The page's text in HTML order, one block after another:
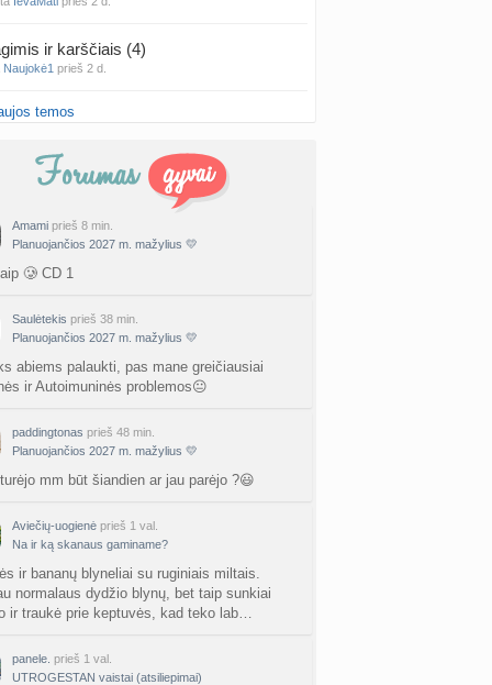
ir karščiais (4)
Naujokė1 prieš 2 d.
positive/false negative patirtys
tyrimo rezultatai būna klaidingi?
Vasario mėnesio mažyliai
Vasaris2027
Šiauliuose (2)
Ingri2tii prieš 2 d.
valymas
Šklėrius
mėnesio dvyniai
AgnieskaAdele prieš 3 d.
Jonas
linikea223 prieš 3 d.
mokyklos
babarikė prieš 3 d.
temos
Amami prieš 8 min.
Planuojančios 2027 m. mažylius 💛
🥲 CD 1
Saulėtekis prieš 38 min.
Planuojančios 2027 m. mažylius 💛
abiems palaukti, pas mane greičiausiai
ir Autoimuninės problemos😐
paddingtonas prieš 48 min.
Planuojančios 2027 m. mažylius 💛
mm būt šiandien ar jau parėjo ?😃
Aviečių-uogienė prieš 1 val.
Na ir ką skanaus gaminame?
ir bananų blyneliai su ruginiais miltais.
normalaus dydžio blynų, bet taip sunkiai
ir traukė prie keptuvės, kad teko lab…
panele. prieš 1 val.
UTROGESTAN vaistai (atsiliepimai)